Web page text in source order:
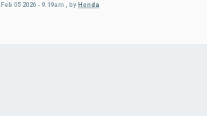
Feb 05 2026 - 9:19am , by Honda